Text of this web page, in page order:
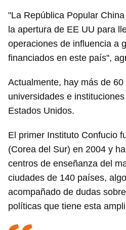
"La República Popular
la apertura de EE UU para
operaciones de influencia a
financiados en este país",
Actualmente, hay más de
universidades e
Estados Unidos.
El primer Instituto Confucio
(Corea del Sur) en 2004 y
centros de enseñanza del
ciudades de 140 países,
acompañado de dudas
políticas que tiene esta